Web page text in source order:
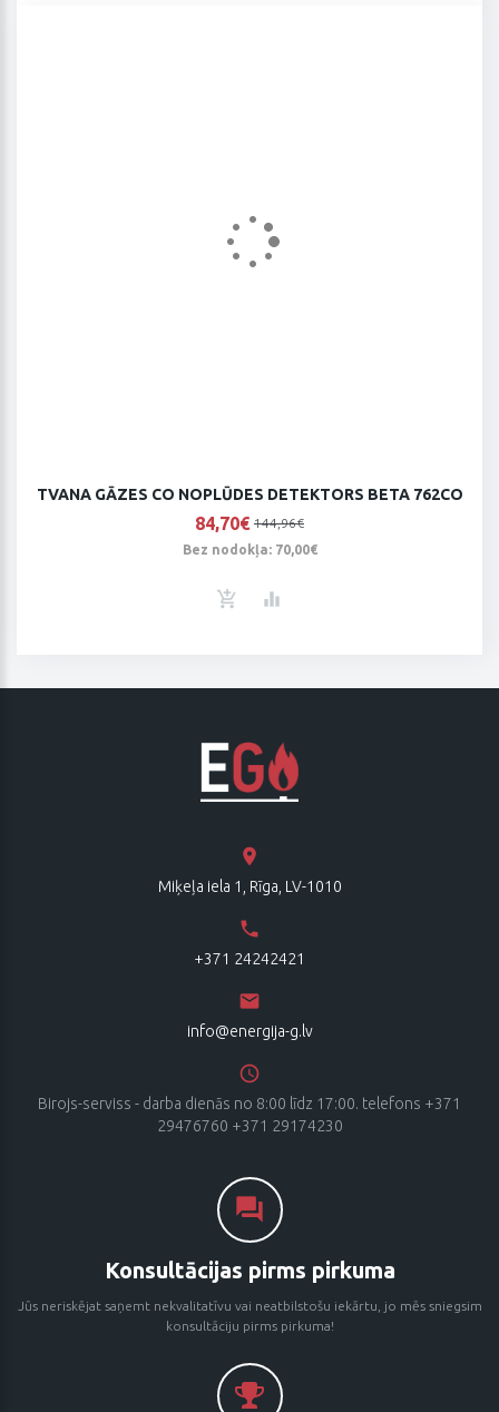
TVANA GĀZES CO NOPLŪDES DETEKTORS BETA 762CO
84,70€ 144,96€
Bez nodokļa: 70,00€
Miķeļa iela 1, Rīga, LV-1010
+371 24242421
info@energija-g.lv
Birojs-serviss - darba dienās no 8:00 līdz 17:00. telefons +371
29476760 +371 29174230
Konsultācijas pirms pirkuma
Jūs neriskējat saņemt nekvalitatīvu vai neatbilstošu iekārtu, jo mēs sniegsim
konsultāciju pirms pirkuma!